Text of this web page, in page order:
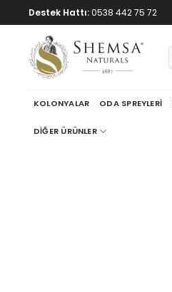
Destek Hattı:0538 442 75 72
KOLONYALAR ODA SPREYLERI
DIĞER ÜRÜNLER